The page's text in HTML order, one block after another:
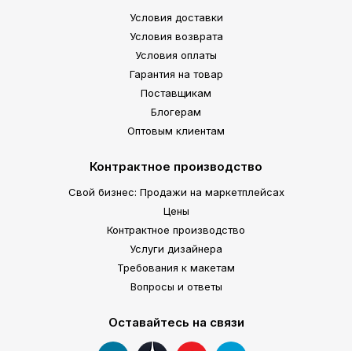
Условия доставки
Условия возврата
Условия оплаты
Гарантия на товар
Поставщикам
Блогерам
Оптовым клиентам
Контрактное производство
Свой бизнес: Продажи на маркетплейсах
Цены
Контрактное производство
Услуги дизайнера
Требования к макетам
Вопросы и ответы
Оставайтесь на связи